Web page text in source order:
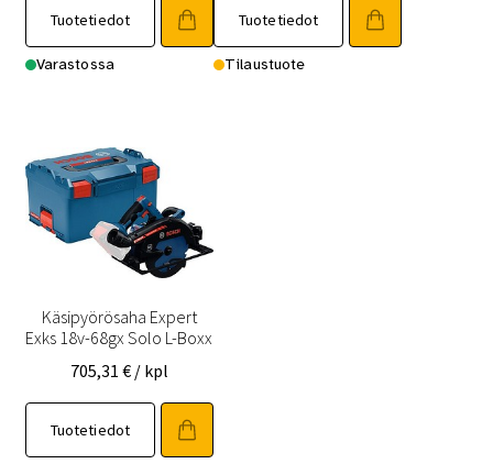
Tuotetiedot
Varastossa
Tuotetiedot
Tilaustuote
Käsipyörösaha Expert
Exks 18v-68gx Solo L-Boxx
705,31 € / kpl
Tuotetiedot